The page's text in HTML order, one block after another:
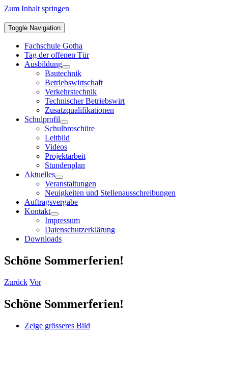
Zum Inhalt springen
Toggle Navigation
Fachschule Gotha
Tag der offenen Tür
Ausbildung
Bautechnik
Betriebswirtschaft
Verkehrstechnik
Technischer Betriebswirt
Zusatzqualifikationen
Schulprofil
Schulbroschüre
Leitbild
Videos
Projektarbeit
Stundenplan
Aktuelles
Veranstaltungen
Neuigkeiten und Stellenausschreibungen
Auftragsvergabe
Kontakt
Impressum
Datenschutzerklärung
Downloads
Schöne Sommerferien!
Zurück Vor
Schöne Sommerferien!
Zeige grösseres Bild